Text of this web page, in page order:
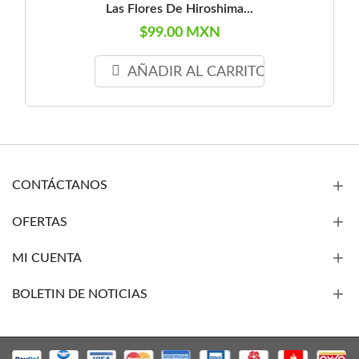
Las Flores De Hiroshima...
$99.00 MXN
AÑADIR AL CARRITO
CONTÁCTANOS
OFERTAS
MI CUENTA
BOLETIN DE NOTICIAS